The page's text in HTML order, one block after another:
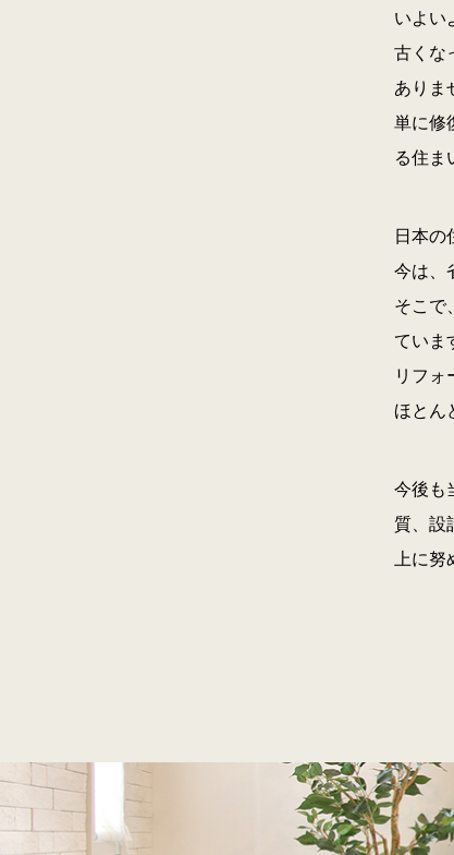
いよい
古くな
ありま
単に修
る住ま
日本の
今は、
そこで
ていま
リフォ
ほとん
今後も
質、設
上に